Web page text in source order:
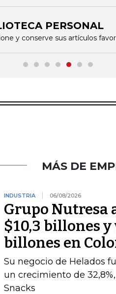
PERSONAL
y conserve sus artículos
MÁS DE
INDUSTRIA 06/08/2026
Grupo Nutresa
$10,3 billones y
billones en
Su negocio de Helados
un crecimiento de
Snacks